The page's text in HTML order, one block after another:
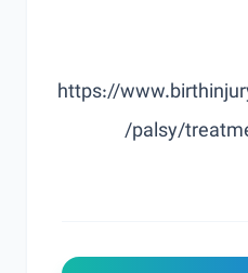
https://
palsy/